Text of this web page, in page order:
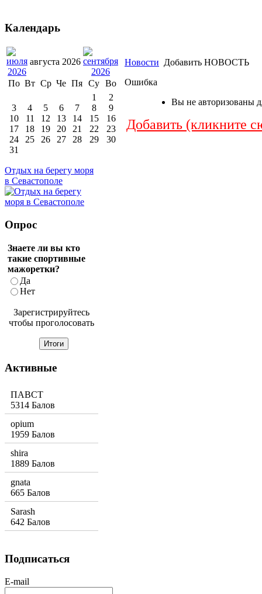
Новости Добавить НОВОСТЬ
Ошибка
Вы не авторизованы
Добавить (кликните
Календарь
августа 2026
По Вт Ср Че Пя Су Во
1
2
3
4 5 6 7 8
9
10
11 12 13 14 15
16
17
18 19 20 21 22
23
24
25 26 27 28 29
30
31
Отдых на берегу моря
в Севастополе
Опрос
Знаете ли вы кто
такие спортивные
мажоретки?
Да
Нет
Зарегистрируйтесь
чтобы проголосовать
Активные
ПАВСТ
5314 Балов
opium
1959 Балов
shira
1889 Балов
gnata
665 Балов
Sarash
642 Балов
Подписаться
E-mail